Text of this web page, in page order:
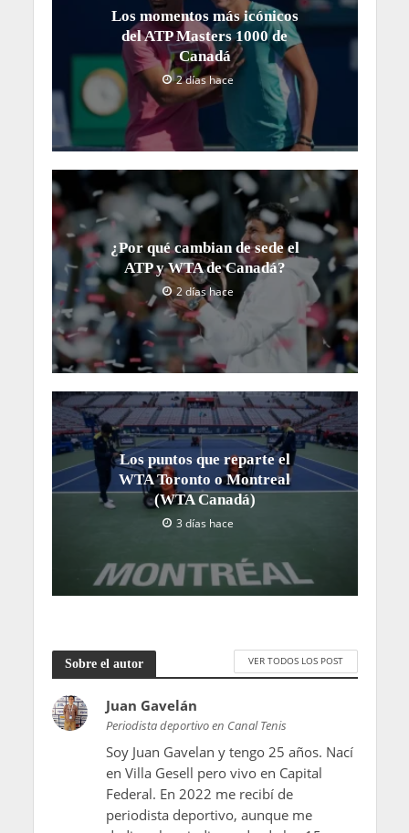
Los momentos más icónicos
del ATP Masters 1000 de
Canadá
2 días hace
¿Por qué cambian de sede el
ATP y WTA de Canadá?
2 días hace
Los puntos que reparte el
WTA Toronto o Montreal
(WTA Canadá)
3 días hace
Sobre el autor VER TODOS LOS POST
Juan Gavelán
Periodista deportivo en Canal Tenis
Soy Juan Gavelan y tengo 25 años. Nací
en Villa Gesell pero vivo en Capital
Federal. En 2022 me recibí de
periodista deportivo, aunque me